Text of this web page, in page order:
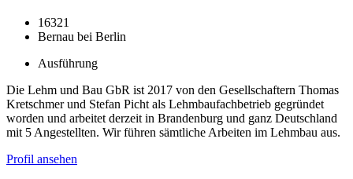
16321
Bernau bei Berlin
Ausführung
Die Lehm und Bau GbR ist 2017 von den Gesellschaftern Thomas
Kretschmer und Stefan Picht als Lehmbaufachbetrieb gegründet
worden und arbeitet derzeit in Brandenburg und ganz Deutschland
mit 5 Angestellten. Wir führen sämtliche Arbeiten im Lehmbau aus.
Profil ansehen